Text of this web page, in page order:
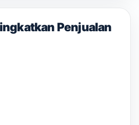
Penjualan